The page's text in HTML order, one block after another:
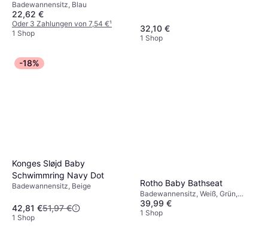
Badewannensitz, Blau
22,62 €
Oder 3 Zahlungen von 7,54 €¹
1 Shop
32,10 €
1 Shop
-18%
Konges Sløjd Baby
Schwimmring Navy Dot
Badewannensitz, Beige
42,81 €51,97 €
1 Shop
Rotho Baby Bathseat
Badewannensitz, Weiß, Grün,
Grau, Silber, Material:
Polypropylen
39,99 €
1 Shop